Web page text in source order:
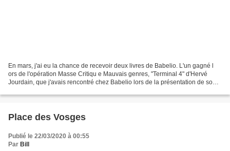
En mars, j'ai eu la chance de recevoir deux livres de Babelio. L'un gagné l
ors de l'opération Masse Critiqu e Mauvais genres, "Terminal 4" d'Hervé
Jourdain, que j'avais rencontré chez Babelio lors de la présentation de son
Place des Vosges
Publié le 22/03/2020 à 00:55
Par Bill